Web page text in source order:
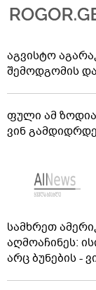
აგვისტო
შემოდგომის
ფული ამ
ვინ
სამხრეთ
აღმოაჩინეს:
არც ბუნების -